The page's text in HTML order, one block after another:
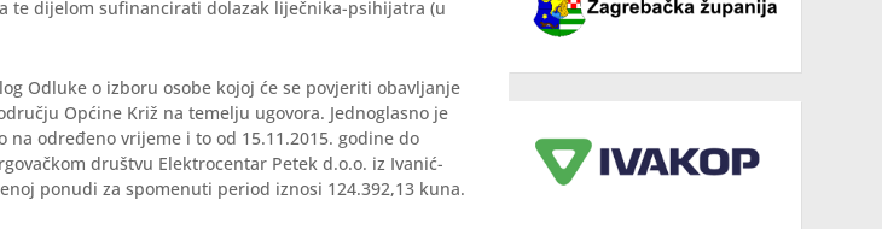
te dijelom sufinancirati dolazak liječnika-psihijatra (u
Odluke o izboru osobe kojoj će se povjeriti obavljanje
Općine Križ na temelju ugovora. Jednoglasno je
određeno vrijeme i to od 15.11.2015. godine do
društvu Elektrocentar Petek d.o.o. iz Ivanić-
ponudi za spomenuti period iznosi 124.392,13 kuna.